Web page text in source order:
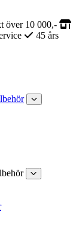
över 10 000,-
45 års